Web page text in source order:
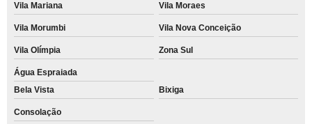
Vila Mariana Vila Moraes
Vila Morumbi Vila Nova Conceição
Vila Olímpia Zona Sul
Água Espraiada
Bela Vista
Bixiga
Consolação